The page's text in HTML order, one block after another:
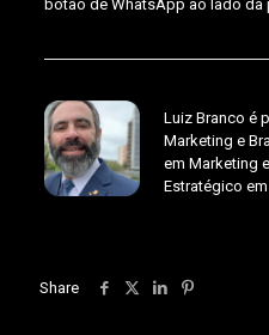
botão de WhatsApp ao lado da
Luiz Branco é
Marketing e
em Marketing
Estratégico em
Share